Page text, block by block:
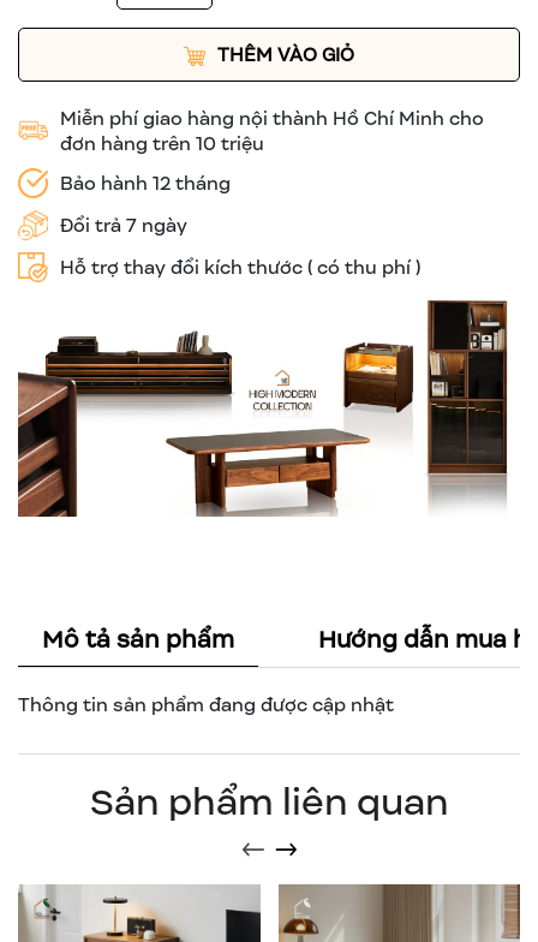
THÊM VÀO GIỎ
Miễn phí giao hàng nội thành Hồ Chí Minh cho
đơn hàng trên 10 triệu
Bảo hành 12 tháng
Đổi trả 7 ngày
Hỗ trợ thay đổi kích thước ( có thu phí )
Mô tả sản phẩm Hướng dẫn mua
Thông tin sản phẩm đang được cập nhật
Sản phẩm liên quan